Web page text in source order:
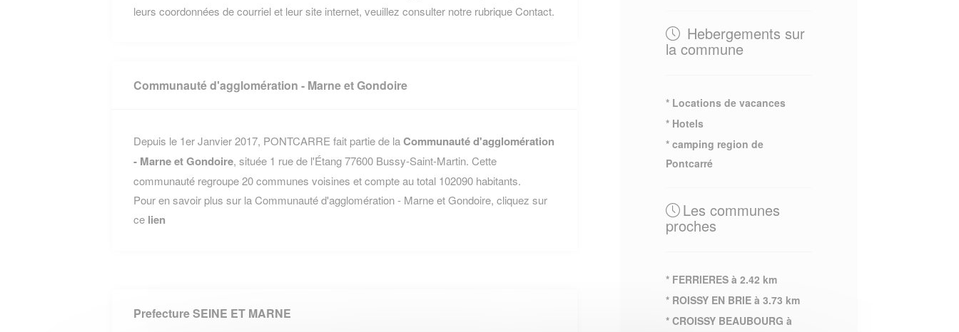
leurs coordonnées de courriel et leur site internet, veuillez consulter notre rubrique Contact.
Communauté d'agglomération - Marne et Gondoire
Depuis le 1er Janvier 2017, PONTCARRE fait partie de laCommunauté d'agglomération
- Marne et Gondoire, située 1 rue de l'Étang 77600 Bussy-Saint-Martin. Cette
communauté regroupe 20 communes voisines et compte au total 102090 habitants.
Pour en savoir plus sur la Communauté d'agglomération - Marne et Gondoire, cliquez sur
ce lien
Prefecture SEINE ET MARNE
Hebergements sur
la commune
* Locations de vacances
* Hotels
* camping region de
Pontcarré
Les communes
proches
* FERRIERES à 2.42 km
* ROISSY EN BRIE à 3.73 km
* CROISSY BEAUBOURG à